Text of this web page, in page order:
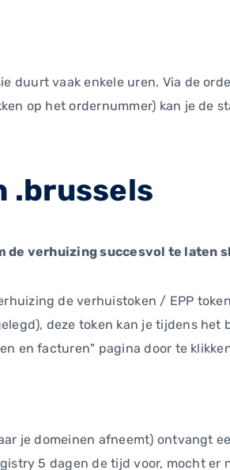
duurt vaak enkele uren. Via de
op het ordernummer) kan je de
.brussels
de verhuizing succesvol te laten
de verhuistoken / EPP
deze token kan je tijdens
en facturen" pagina door te
je domeinen afneemt) ontvangt
5 dagen de tijd voor, mocht